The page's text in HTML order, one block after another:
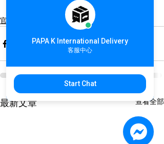
官方公告
最新文章 查看全部
PAPA K International Delivery
客服中心
Start Chat